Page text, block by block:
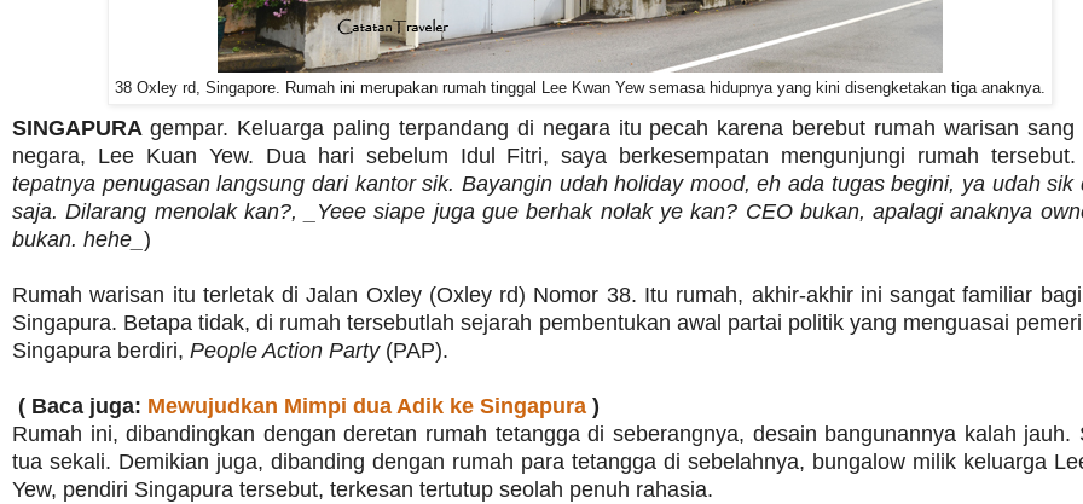
38 Oxley rd, Singapore. Rumah ini merupakan rumah tinggal Lee Kwan Yew semasa hidupnya yang kini disengketakan tiga anaknya.
SINGAPURA gempar. Keluarga paling terpandang di negara itu pecah karena berebut rumah warisan sang
negara, Lee Kuan Yew. Dua hari sebelum Idul Fitri, saya berkesempatan mengunjungi rumah tersebut.
tepatnya penugasan langsung dari kantor sik. Bayangin udah holiday mood, eh ada tugas begini, ya udah sik
saja. Dilarang menolak kan?, _Yeee siape juga gue berhak nolak ye kan? CEO bukan, apalagi anaknya
bukan. hehe_ )
Rumah warisan itu terletak di Jalan Oxley (Oxley rd) Nomor 38. Itu rumah, akhir-akhir ini sangat familiar
Singapura. Betapa tidak, di rumah tersebutlah sejarah pembentukan awal partai politik yang menguasai
Singapura berdiri, People Action Party(PAP).
( Baca juga: Mewujudkan Mimpi dua Adik ke Singapura )
Rumah ini, dibandingkan dengan deretan rumah tetangga di seberangnya, desain bangunannya kalah jauh.
tua sekali. Demikian juga, dibanding dengan rumah para tetangga di sebelahnya, bungalow milik keluarga
Yew, pendiri Singapura tersebut, terkesan tertutup seolah penuh rahasia.